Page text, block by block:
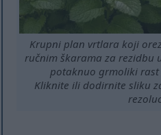
Krupni plan vrtlara koji
ručnim škarama za rezidbu
potaknuo grmoliki rast
Kliknite ili dodirnite sliku